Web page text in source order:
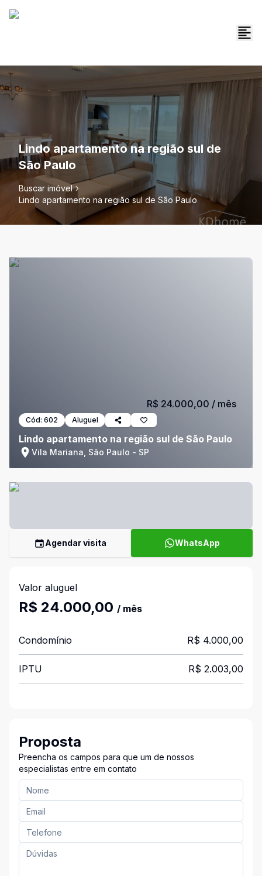
Lindo apartamento na região sul de
São Paulo
Buscar imóvel
Lindo apartamento na região sul de São Paulo
Cód: 602 Aluguel
Lindo apartamento na região sul de São Paulo
Vila Mariana, São Paulo - SP
R$ 24.000,00 / mês
Agendar visita WhatsApp
Valor aluguel
R$ 24.000,00 / mês
Condomínio R$ 4.000,00
IPTU R$ 2.003,00
Proposta
Preencha os campos para que um de nossos
especialistas entre em contato